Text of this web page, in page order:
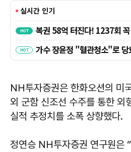
NH투자증권은 한화오션의 미
외 군함 신조선 수주를 통한 외
실적 추정치를 소폭 상향했다.
정연승 NH투자증권 연구원은